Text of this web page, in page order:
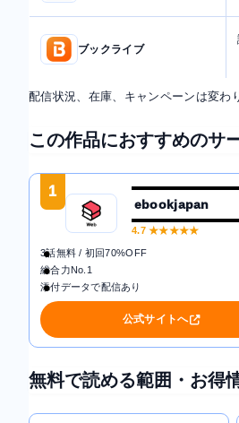
ブックライブ
配信状況、在庫、キャンペーンは変わ
この作品におすすめのサ
1
ebookjapan
4.7★★★★★
3話無料 / 初回70%OFF
総合力No.1
添付データで配信あり
公式サイトへ
無料で読める範囲・お得